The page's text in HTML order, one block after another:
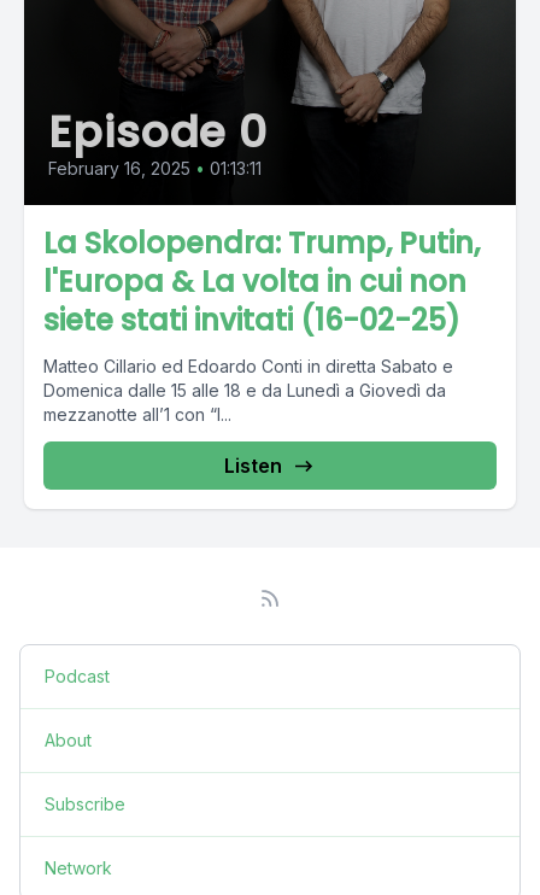
Episode 0
February 16, 2025 • 01:13:11
La Skolopendra: Trump, Putin,
l'Europa & La volta in cui non
siete stati invitati (16-02-25)
Matteo Cillario ed Edoardo Conti in diretta Sabato e
Domenica dalle 15 alle 18 e da Lunedì a Giovedì da
mezzanotte all’1 con “I...
Listen
Podcast
About
Subscribe
Network